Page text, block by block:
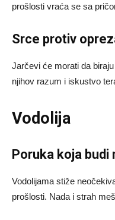
prošlosti vraća se sa
Srce protiv
Jarčevi će morati da
njihov razum i iskustvo
Vodolija
Poruka koja budi
Vodolijama stiže
prošlosti. Nada i strah